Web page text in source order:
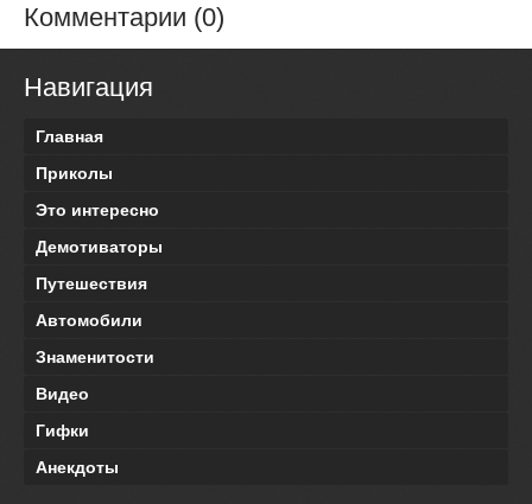
Комментарии (0)
Навигация
Главная
Приколы
Это интересно
Демотиваторы
Путешествия
Автомобили
Знаменитости
Видео
Гифки
Анекдоты